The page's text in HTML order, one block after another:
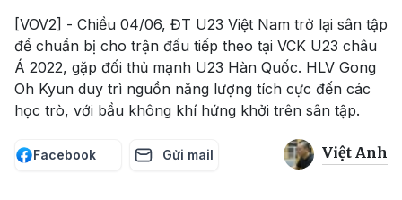
[VOV2] - Chiều 04/06, ĐT U23 Việt Nam trở lại sân tập
để chuẩn bị cho trận đấu tiếp theo tại VCK U23 châu
Á 2022, gặp đối thủ mạnh U23 Hàn Quốc. HLV Gong
Oh Kyun duy trì nguồn năng lượng tích cực đến các
học trò, với bầu không khí hứng khởi trên sân tập.
Facebook Gửi mail Việt Anh